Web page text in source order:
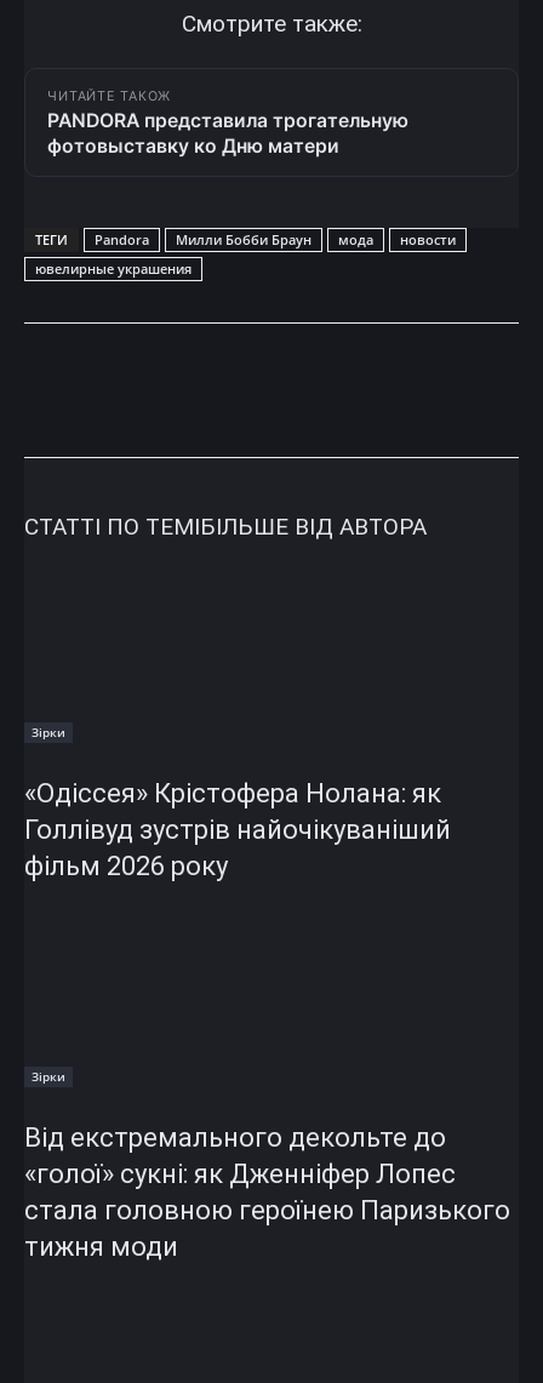
Смотрите также:
ЧИТАЙТЕ ТАКОЖ
PANDORA представила трогательную
фотовыставку ко Дню матери
ТЕГИ Pandora Милли Бобби Браун мода
новости
ювелирные украшения
СТАТТІ ПО ТЕМІБІЛЬШЕ ВІД АВТОРА
Зірки
«Одіссея» Крістофера Нолана: як
Голлівуд зустрів найочікуваніший
фільм 2026 року
Зірки
Від екстремального декольте до
«голої» сукні: як Дженніфер Лопес
стала головною героїнею Паризького
тижня моди